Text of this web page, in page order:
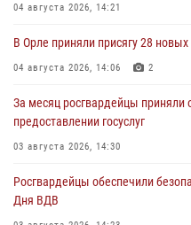
04 августа 2026, 14:21
В Орле приняли присягу 28
04 августа 2026, 14:06 2
За месяц росгвардейцы приняли
предоставлении госуслуг
03 августа 2026, 14:30
Росгвардейцы обеспечили
Дня ВДВ